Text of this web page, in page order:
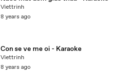
Viettrinh
8 years ago
Con se ve me oi - Karaoke
Viettrinh
8 years ago